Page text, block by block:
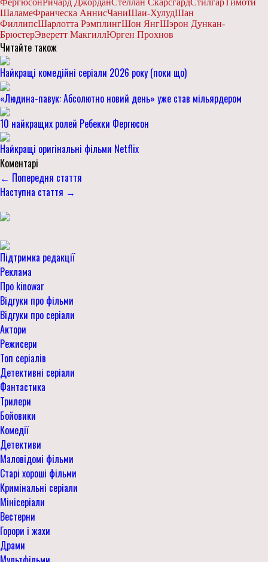
ФергюсонРичард ДжорданСтеллан СкарсгардСтилгарТимоти
ШаламеФранческа АннисЧаниШаи-ХулудШан
ФиллипсШарлотта РэмплингШон ЯнгШэрон Дункан-
БрюстерЭверетт МакгиллЮрген Прохнов
Читайте також
Найкращі комедійні серіали 2026 року (поки що)
«Людина-павук: Абсолютно новий день» уже став мільярдером
10 найкращих ролей Ребекки Фергюсон
Найкращі оригінальні фільми Netflix
Коментарі
← Попередня стаття
Наступна стаття →
Підтримка редакції
Реклама
Про kinowar
Відгуки про фільми
Відгуки про серіали
Актори
Режисери
Топ серіалів
Детективні серіали
Фантастика
Трилери
Бойовики
Комедії
Детективи
Маловідомі фільми
Старі хороші фільми
Кримінальні серіали
Мінісеріали
Вестерни
Горори і жахи
Драми